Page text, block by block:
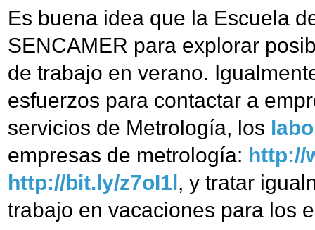
Es buena idea que la Escuela
SENCAMER para explorar
de trabajo en verano.
esfuerzos para contactar a
servicios de Metrología, los
empresas de metrología: http://
http://bit.ly/z7oI1l, y tratar
trabajo en vacaciones para los